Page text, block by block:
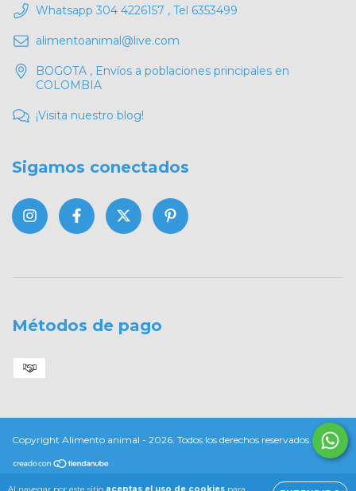
Al navegar por este sitio aceptas el uso de cookies para
Whatsapp 304 4226157 , Tel 6353499
alimentoanimal@live.com
BOGOTA , Envíos a poblaciones principales en
COLOMBIA
¡Visita nuestro blog!
Sigamos conectados
Métodos de pago
Copyright Alimento animal - 2026. Todos los derechos reservados.